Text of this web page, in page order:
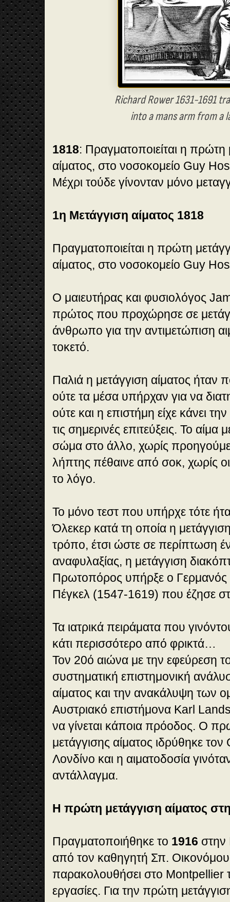
Richard Rower 1631-1691
into a mans arm from a
1818: Πραγματοποιείται η
αίματος, στο νοσοκομείο Guy
Μέχρι τούδε γίνονταν μόνο
1η Μετάγγιση αίματος 1818
Πραγματοποιείται η πρώτη
αίματος, στο νοσοκομείο Guy
Ο μαιευτήρας και φυσιολόγος
πρώτος που προχώρησε σε
άνθρωπο για την αντιμετώπιση
τοκετό.
Παλιά η μετάγγιση αίματος ήταν
ούτε τα μέσα υπήρχαν για να
ούτε και η επιστήμη είχε κάνει
τις σημερινές επιτεύξεις. Το
σώμα στο άλλο, χωρίς
λήπτης πέθαινε από σοκ, χωρίς
το λόγο.
Το μόνο τεστ που υπήρχε τότε
Όλεκερ κατά τη οποία η
τρόπο, έτσι ώστε σε περίπτωση
αναφυλαξίας, η μετάγγιση
Πρωτοπόρος υπήρξε ο Γερμανός
Πέγκελ (1547-1619) που έζησε
Τα ιατρικά πειράματα που
κάτι περισσότερο από φρικτά…
Τον 20ό αιώνα με την εφεύρεση
συστηματική επιστημονική
αίματος και την ανακάλυψη των
Αυστριακό επιστήμονα Karl
να γίνεται κάποια πρόοδος. Ο
μετάγγισης αίματος ιδρύθηκε
Λονδίνο και η αιματοδοσία
αντάλλαγμα.
Η πρώτη μετάγγιση αίματος
Πραγματοποιήθηκε το 1916 στην
από τον καθηγητή Σπ. Οικονόμου
παρακολουθήσει στο Montpellier
εργασίες. Για την πρώτη